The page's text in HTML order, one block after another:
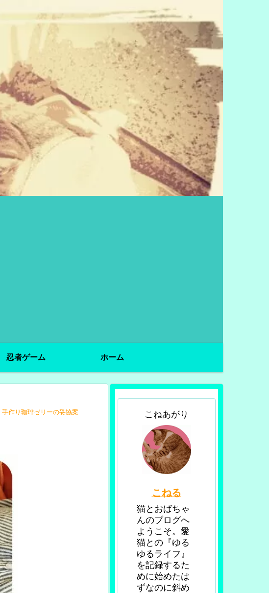
忍者ゲーム ホーム
手作り珈琲ゼリーの妥協案 こねあがり
こねる
猫とおばちゃ
んのブログへ
ようこそ。愛
猫との『ゆる
ゆるライフ』
を記録するた
めに始めたは
ずなのに斜め